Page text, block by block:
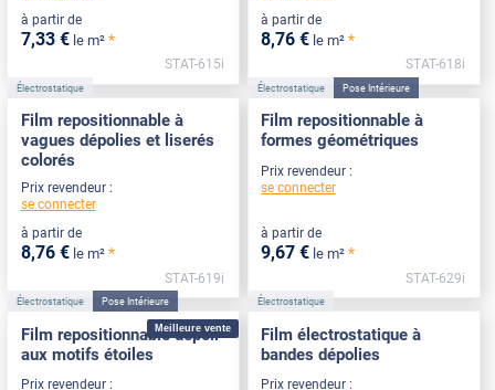
à partir de
7,33 € le m² *
STAT-615i
à partir de
8,76 € le m² *
STAT-618i
Électrostatique
Film repositionnable à
vagues dépolies et liserés
colorés
Prix revendeur :
se connecter
à partir de
8,76 € le m² *
STAT-619i
Électrostatique Pose Intérieure
Film repositionnable à
formes géométriques
Prix revendeur :
se connecter
à partir de
9,67 € le m² *
STAT-629i
Meilleure vente
Électrostatique Pose Intérieure
Film repositionnable dépoli
aux motifs étoiles
Prix revendeur :
Électrostatique
Film électrostatique à
bandes dépolies
Prix revendeur :